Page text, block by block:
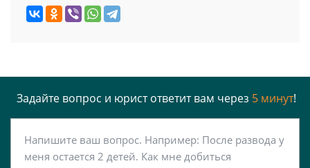
Задайте вопрос и юрист ответит вам через 5 минут!